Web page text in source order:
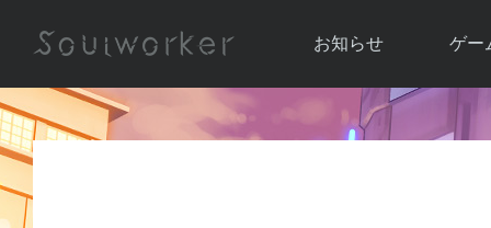
お知らせ
お知らせ一覧
ゲー
ソウ